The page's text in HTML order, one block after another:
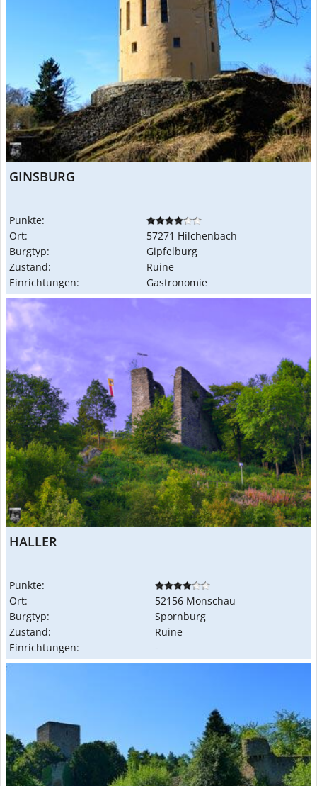
GINSBURG
Punkte:
Ort:
57271 Hilchenbach
Burgtyp:
Gipfelburg
Zustand:
Ruine
Einrichtungen:
Gastronomie
HALLER
Punkte:
Ort:
52156 Monschau
Burgtyp:
Spornburg
Zustand:
Ruine
Einrichtungen:
-